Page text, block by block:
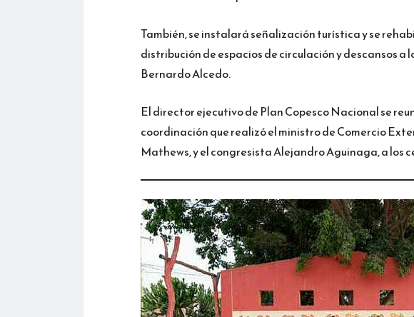
También, se instalará señalización turística y se
distribución de espacios de circulación y descansos a
Bernardo Alcedo.
El director ejecutivo de Plan Copesco Nacional se
coordinación que realizó el ministro de Comercio
Mathews, y el congresista Alejandro Aguinaga, a los